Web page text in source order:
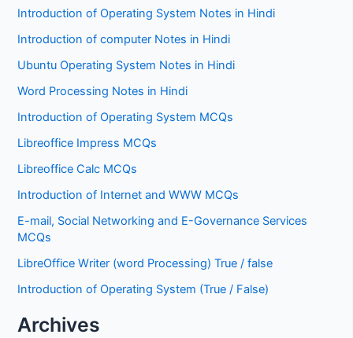
Introduction of Operating System Notes in Hindi
Introduction of computer Notes in Hindi
Ubuntu Operating System Notes in Hindi
Word Processing Notes in Hindi
Introduction of Operating System MCQs
Libreoffice Impress MCQs
Libreoffice Calc MCQs
Introduction of Internet and WWW MCQs
E-mail, Social Networking and E-Governance Services
MCQs
LibreOffice Writer (word Processing) True / false
Introduction of Operating System (True / False)
Archives